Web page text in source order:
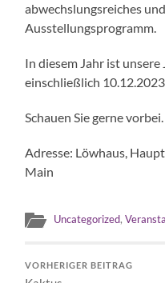
abwechslungsreiches
Ausstellungsprogramm.
In diesem Jahr ist
einschließlich
Schauen Sie gerne vorbei.
Adresse: Löwhaus,
Main
Uncategorized,
VORHERIGER BEITRAG